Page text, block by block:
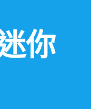
你